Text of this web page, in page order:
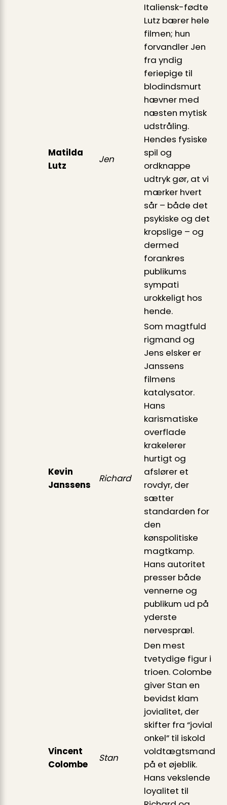
Matilda
Lutz
Jen
Italiensk-fødte
Lutz bærer hele
filmen; hun
forvandler Jen
fra yndig
feriepige til
blodindsmurt
hævner med
næsten mytisk
udstråling.
Hendes fysiske
spil og
ordknappe
udtryk gør, at vi
mærker hvert
sår – både det
psykiske og det
kropslige – og
dermed
forankres
publikums
sympati
urokkeligt hos
hende.
Kevin
Janssens
Richard
Som magtfuld
rigmand og
Jens elsker er
Janssens
filmens
katalysator.
Hans
karismatiske
overflade
krakelerer
hurtigt og
afslører et
rovdyr, der
sætter
standarden for
den
kønspolitiske
magtkamp.
Hans autoritet
presser både
vennerne og
publikum ud på
yderste
nervespræl.
Vincent
Colombe
Stan
Den mest
tvetydige figur i
trioen. Colombe
giver Stan en
bevidst klam
jovialitet, der
skifter fra “jovial
onkel” til iskold
voldtægtsmand
på et øjeblik.
Hans vekslende
loyalitet til